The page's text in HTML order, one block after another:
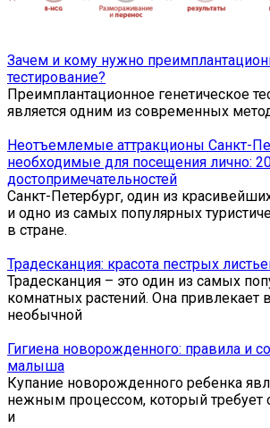
Зачем и кому нужно
тестирование?
Преимплантационное генетическое
является одним из современных
Неотъемлемые аттракционы Санкт-
необходимые для посещения лично:
достопримечательностей
Санкт-Петербург, один из
и одно из самых популярных
в стране.
Традесканция: красота пестрых
Традесканция – это один из самых
комнатных растений. Она привлекает
необычной
Гигиена новорожденного: правила и
малыша
Купание новорожденного ребенка
нежным процессом, который требует
и